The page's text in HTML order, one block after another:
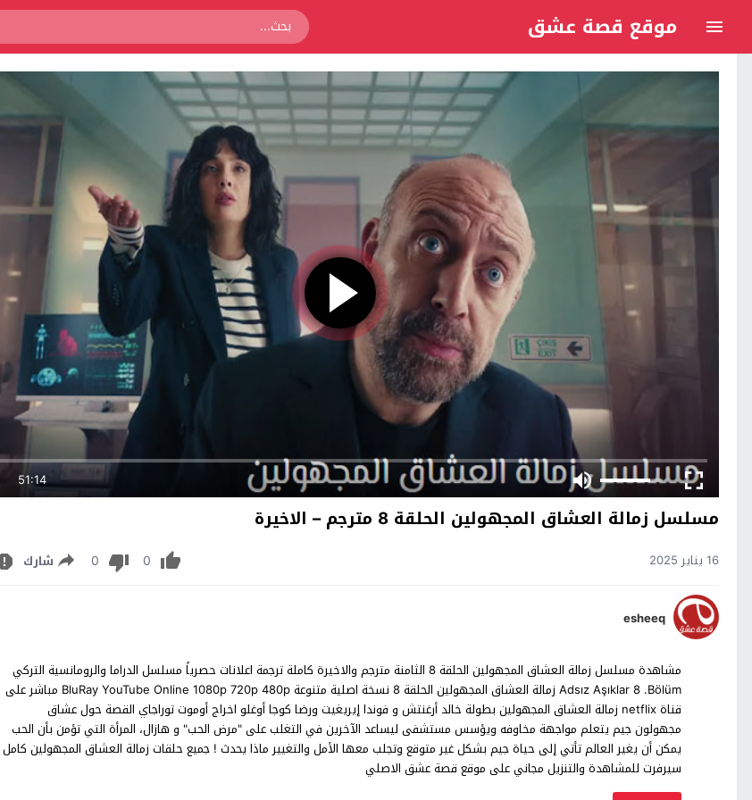
موقع قصة عشق
51:14
مسلسل زمالة العشاق المجهولين الحلقة 8 مترجم – الاخيرة
16 يناير 2025 0
0 شارك
esheeq
مشاهدة مسلسل زمالة العشاق المجهولين الحلقة 8 الثامنة مترجم والاخيرة كاملة ترجمة اعلانات حصرياً مسلسل الدراما والرومانسية التركي
Adsız Aşıklar 8 .Bölüm زمالة العشاق المجهولين الحلقة 8 نسخة اصلية متنوعة BluRay YouTube Online 1080p 720p 480p مباشر على
قناة netflix زمالة العشاق المجهولين بطولة خالد أرغنتش و فوندا إيريغيت ورضا كوجا أوغلو اخراج أوموت توراجاي القصة حول عشاق
مجهولون جيم يتعلم مواجهة مخاوفه ويؤسس مستشفى ليساعد الآخرين في التغلب على "مرض الحب" و هازال، المرأة التي تؤمن بأن الحب
يمكن أن يغير العالم تأتي إلى حياة جيم بشكل غير متوقع وتجلب معها الأمل والتغيير ماذا يحدث ! جميع حلقات زمالة العشاق المجهولين كامل
سيرفرت للمشاهدة والتنزيل مجاني على موقع قصة عشق الاصلي